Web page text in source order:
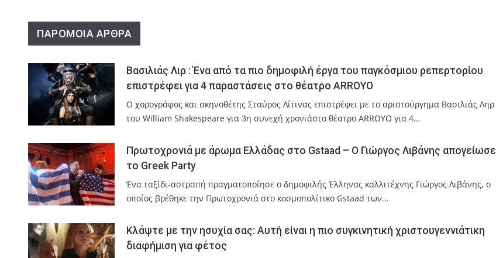
ΠΑΡΟΜΟΙΑ ΑΡΘΡΑ
Βασιλιάς Λιρ : Ένα από τα πιο δημοφιλή έργα του παγκόσμιου ρεπερτορίου
επιστρέφει για 4 παραστάσεις στο θέατρο ARROYO
Ο χορογράφος και σκηνοθέτης Σταύρος Λίτινας επιστρέφει με το αριστούργημα Βασιλιάς Ληρ
του William Shakespeare για 3η συνεχή χρονιάστο θέατρο ARROYO για 4…
Πρωτοχρονιά με άρωμα Ελλάδας στο Gstaad – Ο Γιώργος Λιβάνης απογείωσε
το Greek Party
Ένα ταξίδι-αστραπή πραγματοποίησε ο δημοφιλής Έλληνας καλλιτέχνης Γιώργος Λιβάνης, ο
οποίος βρέθηκε την Πρωτοχρονιά στο κοσμοπολίτικο Gstaad των…
Κλάψτε με την ησυχία σας: Αυτή είναι η πιο συγκινητική χριστουγεννιάτικη
διαφήμιση για φέτος